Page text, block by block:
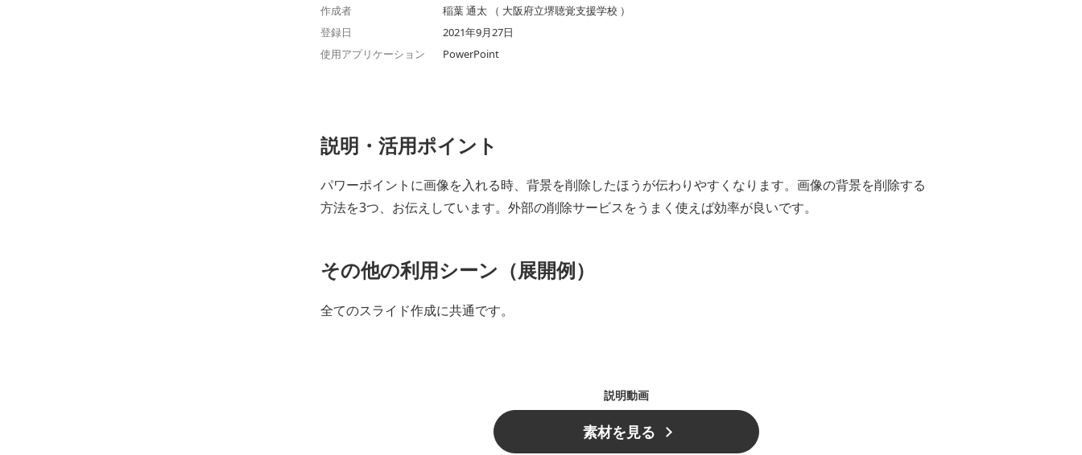
作成者
稲葉 通太 （ 大阪府立堺聴覚支援学校 ）
登録日
2021年9月27日
使用アプリケーション
PowerPoint
説明・活用ポイント
パワーポイントに画像を入れる時、背景を削除したほうが伝わりやすくなります。画像の背景を削除する
方法を3つ、お伝えしています。外部の削除サービスをうまく使えば効率が良いです。
その他の利用シーン（展開例）
全てのスライド作成に共通です。
説明動画
素材を見る